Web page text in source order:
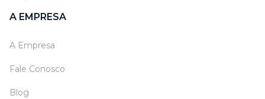
A EMPRESA
A Empresa
Fale Conosco
Blog